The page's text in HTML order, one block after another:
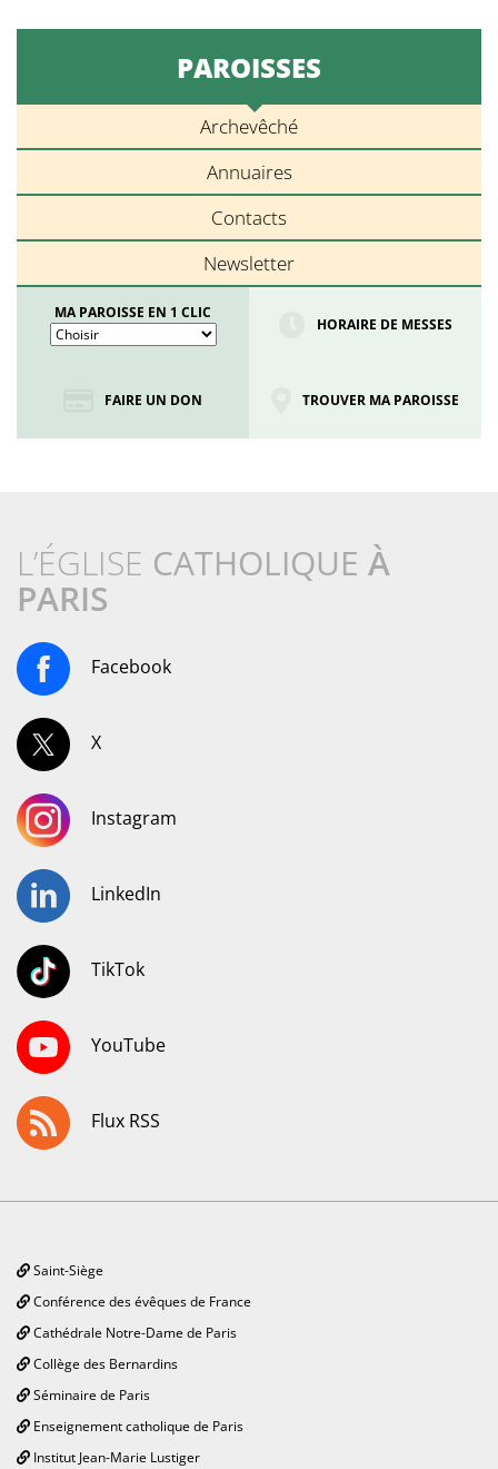
PAROISSES
Archevêché
Annuaires
Contacts
Newsletter
MA PAROISSE EN 1 CLIC
HORAIRE DE MESSES
FAIRE UN DON TROUVER MA PAROISSE
L’ÉGLISE CATHOLIQUE À
PARIS
Facebook
X
Instagram
LinkedIn
TikTok
YouTube
Flux RSS
Saint-Siège
Conférence des évêques de France
Cathédrale Notre-Dame de Paris
Collège des Bernardins
Séminaire de Paris
Enseignement catholique de Paris
Institut Jean-Marie Lustiger